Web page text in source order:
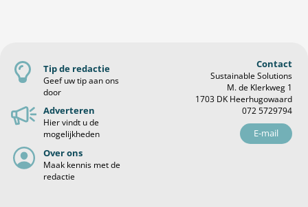
Tip de redactie
Geef uw tip aan ons
door
Adverteren
Hier vindt u de
mogelijkheden
Over ons
Maak kennis met de
redactie
Contact
Sustainable Solutions
M. de Klerkweg 1
1703 DK Heerhugowaard
072 5729794
E-mail